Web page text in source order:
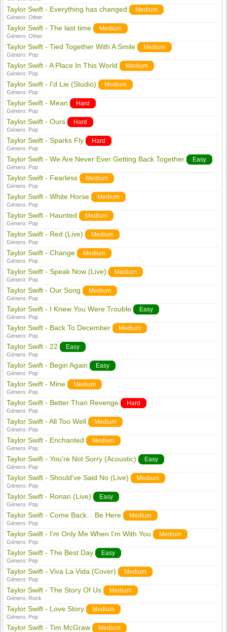
Taylor Swift - Everything has changed Medium
Género:Other
Taylor Swift - The last time Medium
Género:Other
Taylor Swift - Tied Together With A Smile Medium
Género: Pop
Taylor Swift - A Place In This World Medium
Género: Pop
Taylor Swift - I'd Lie (Studio) Medium
Género: Pop
Taylor Swift - Mean Hard
Género: Pop
Taylor Swift - Ours Hard
Género: Pop
Taylor Swift - Sparks Fly Hard
Género: Pop
Taylor Swift - We Are Never Ever Getting Back Together Easy
Género: Pop
Taylor Swift - Fearless Medium
Género: Pop
Taylor Swift - White Horse Medium
Género: Pop
Taylor Swift - Haunted Medium
Género: Pop
Taylor Swift - Red (Live) Medium
Género: Pop
Taylor Swift - Change Medium
Género: Pop
Taylor Swift - Speak Now (Live) Medium
Género: Pop
Taylor Swift - Our Song Medium
Género: Pop
Taylor Swift - I Knew You Were Trouble Easy
Género: Pop
Taylor Swift - Back To December Medium
Género: Pop
Taylor Swift - 22 Easy
Género: Pop
Taylor Swift - Begin Again Easy
Género: Pop
Taylor Swift - Mine Medium
Género: Pop
Taylor Swift - Better Than Revenge Hard
Género: Pop
Taylor Swift - All Too Well Medium
Género: Pop
Taylor Swift - Enchanted Medium
Género: Pop
Taylor Swift - You're Not Sorry (Acoustic) Easy
Género: Pop
Taylor Swift - Should've Said No (Live) Medium
Género: Pop
Taylor Swift - Ronan (Live) Easy
Género: Pop
Taylor Swift - Come Back... Be Here Medium
Género: Pop
Taylor Swift - I'm Only Me When I'm With You Medium
Género: Pop
Taylor Swift - The Best Day Easy
Género: Pop
Taylor Swift - Viva La Vida (Cover) Medium
Género: Pop
Taylor Swift - The Story Of Us Medium
Género: Rock
Taylor Swift - Love Story Medium
Género: Pop
Taylor Swift - Tim McGraw Medium